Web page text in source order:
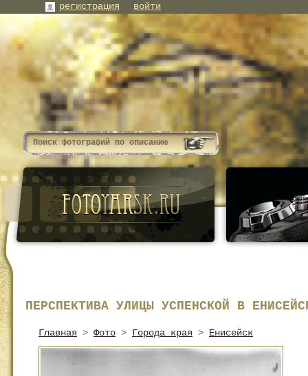
ПЕРСПЕКТИВА УЛИЦЫ УСПЕНСКОЙ В
Главная > Фото > Города края > Енисейск
регистрация войти